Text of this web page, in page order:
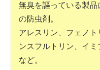
無臭を謳っている製
の防虫剤。
アレスリン、フェノ
ンスフルトリン、イ
など。